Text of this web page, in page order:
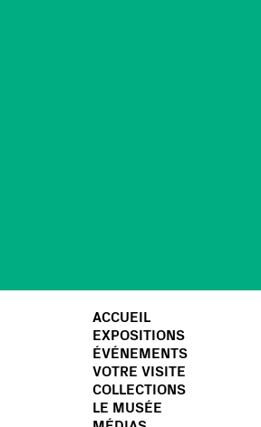
ACCUEIL
EXPOSITIONS
ÉVÉNEMENTS
VOTRE VISITE
COLLECTIONS
LE MUSÉE